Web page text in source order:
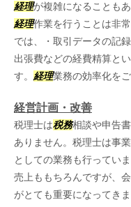
経理が複雑になることも
経理作業を行うことは非
では、・取引データの記
出張費などの経費精算と
す。 経理業務の効率化をご
経営計画・改善
税理士は税務相談や申告
ありません。税理士は事
としての業務も行ってい
売上ももちろんですが、
がとても重要になってき